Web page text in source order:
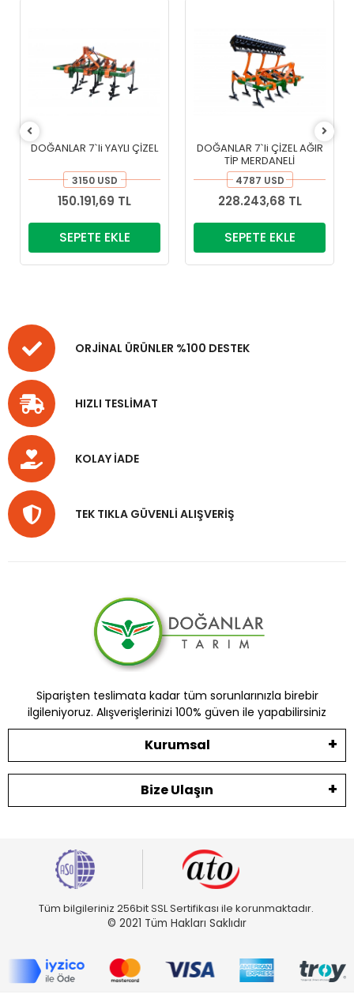
DOĞANLAR 7`li YAYLI ÇİZEL
3150 USD
150.191,69 TL
SEPETE EKLE
DOĞANLAR 7`li ÇİZEL AĞIR
TİP MERDANELİ
4787 USD
228.243,68 TL
SEPETE EKLE
ORJİNAL ÜRÜNLER %100 DESTEK
HIZLI TESLİMAT
KOLAY İADE
TEK TIKLA GÜVENLİ ALIŞVERİŞ
Siparişten teslimata kadar tüm sorunlarınızla birebir
ilgileniyoruz. Alışverişlerinizi 100% güven ile yapabilirsiniz
Kurumsal
Bize Ulaşın
Tüm bilgileriniz 256bit SSL Sertifikası ile korunmaktadır.
© 2021 Tüm Hakları Saklıdır